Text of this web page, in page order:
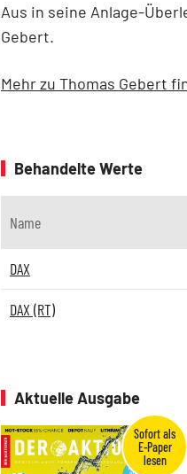
Aus in seine Anlage-
Gebert.
Mehr zu Thomas Gebert
Behandelte Werte
Name
DAX
DAX (RT)
Aktuelle Ausgabe